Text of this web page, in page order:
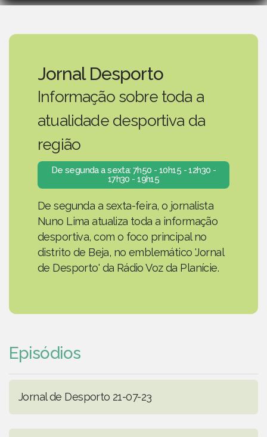
Jornal Desporto
Informação sobre toda a
atualidade desportiva da
região
De segunda a sexta: 7h50 - 10h15 - 12h30 -
17h30 - 19h15
De segunda a sexta-feira, o jornalista
Nuno Lima atualiza toda a informação
desportiva, com o foco principal no
distrito de Beja, no emblemático 'Jornal
de Desporto' da Rádio Voz da Planície.
Episódios
Jornal de Desporto 21-07-23